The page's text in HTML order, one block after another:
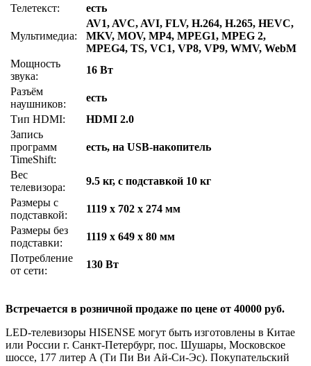
Телетекст:
есть
Мультимедиа:
AV1, AVC, AVI, FLV, H.264, H.265, HEVC,
MKV, MOV, MP4, MPEG1, MPEG 2,
MPEG4, TS, VC1, VP8, VP9, WMV, WebM
Мощность
звука:
16 Вт
Разъём
наушников:
есть
Тип HDMI:
HDMI 2.0
Запись
программ
TimeShift:
есть, на USB-накопитель
Вес
телевизора:
9.5 кг, с подставкой 10 кг
Размеры с
подставкой:
1119 x 702 x 274 мм
Размеры без
подставки:
1119 x 649 x 80 мм
Потребление
от сети:
130 Вт
Встречается в розничной продаже по цене от 40000 руб.
LED-телевизоры HISENSE могут быть изготовлены в Китае
или России г. Санкт-Петербург, пос. Шушары, Московское
шоссе, 177 литер А (Ти Пи Ви Ай-Си-Эс). Покупательский